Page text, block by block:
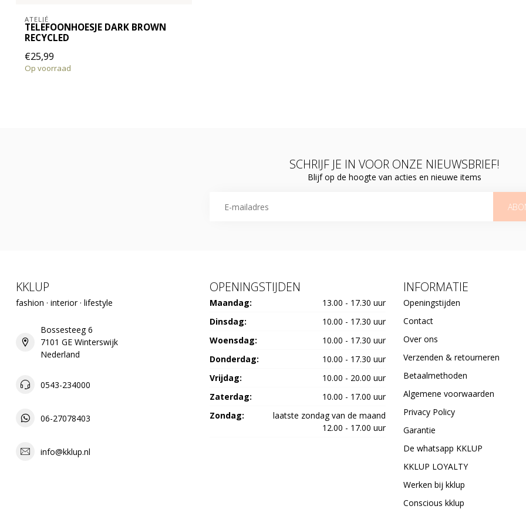
ATELJÉ
TELEFOONHOESJE DARK BROWN
RECYCLED
€25,99
Op voorraad
SCHRIJF JE IN VOOR ONZE NIEUWSBRIEF!
Blijf op de hoogte van acties en nieuwe items
KKLUP
fashion · interior · lifestyle
Bossesteeg 6
7101 GE Winterswijk
Nederland
0543-234000
06-27078403
info@kklup.nl
OPENINGSTIJDEN
Maandag:
13.00 - 17.30 uur
Dinsdag:
10.00 - 17.30 uur
Woensdag:
10.00 - 17.30 uur
Donderdag:
10.00 - 17.30 uur
Vrijdag:
10.00 - 20.00 uur
Zaterdag:
10.00 - 17.00 uur
Zondag:
laatste zondag van de maand
12.00 - 17.00 uur
INFORMATIE
Openingstijden
Contact
Over ons
Verzenden & retourneren
Betaalmethoden
Algemene voorwaarden
Privacy Policy
Garantie
De whatsapp KKLUP
KKLUP LOYALTY
Werken bij kklup
Conscious kklup